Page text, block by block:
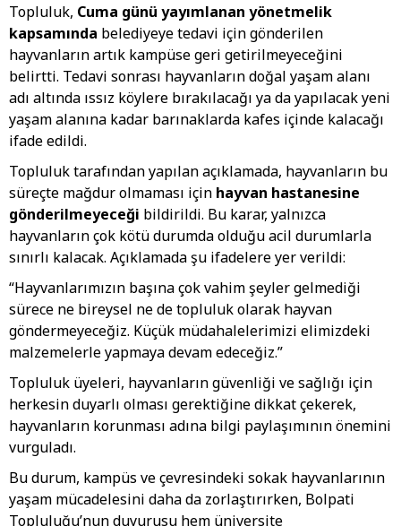
Topluluk, Cuma günü yayımlanan yönetmelik
kapsamında belediyeye tedavi için gönderilen
hayvanların artık kampüse geri getirilmeyeceğini
belirtti. Tedavi sonrası hayvanların doğal yaşam alanı
adı altında ıssız köylere bırakılacağı ya da yapılacak yeni
yaşam alanına kadar barınaklarda kafes içinde kalacağı
ifade edildi.
Topluluk tarafından yapılan açıklamada, hayvanların bu
süreçte mağdur olmaması için hayvan hastanesine
gönderilmeyeceği bildirildi. Bu karar, yalnızca
hayvanların çok kötü durumda olduğu acil durumlarla
sınırlı kalacak. Açıklamada şu ifadelere yer verildi:
“Hayvanlarımızın başına çok vahim şeyler gelmediği
sürece ne bireysel ne de topluluk olarak hayvan
göndermeyeceğiz. Küçük müdahalelerimizi elimizdeki
malzemelerle yapmaya devam edeceğiz.”
Topluluk üyeleri, hayvanların güvenliği ve sağlığı için
herkesin duyarlı olması gerektiğine dikkat çekerek,
hayvanların korunması adına bilgi paylaşımının önemini
vurguladı.
Bu durum, kampüs ve çevresindeki sokak hayvanlarının
yaşam mücadelesini daha da zorlaştırırken, Bolpati
Topluluğu’nun duyurusu hem üniversite